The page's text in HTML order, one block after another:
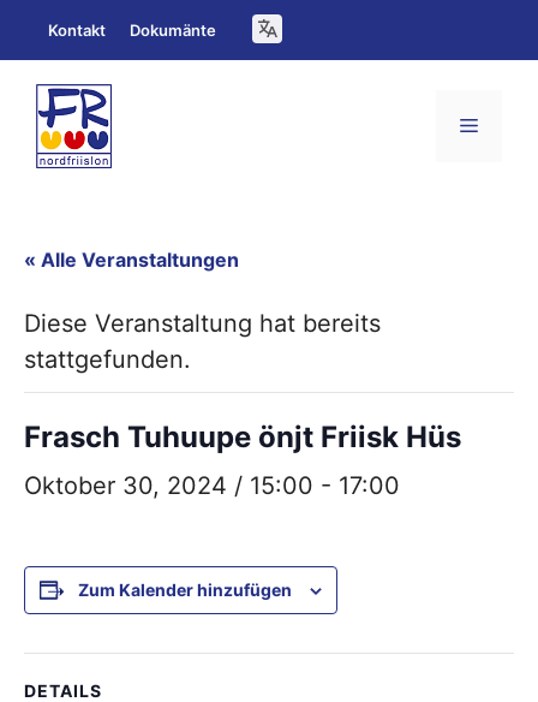
Inhalt
springen
Kontakt Dokumänte
Menü
« Alle Veranstaltungen
Diese Veranstaltung hat bereits
stattgefunden.
Frasch Tuhuupe önjt Friisk Hüs
Oktober 30, 2024 / 15:00 - 17:00
Zum Kalender hinzufügen
DETAILS